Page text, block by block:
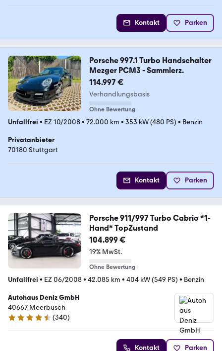
Kontakt Parken
Porsche 997.1 Turbo Handschalter
Mezger PCM3 - Sammlerz.
114.997 €
Verhandlungsbasis
Ohne Bewertung
Unfallfrei • EZ 10/2008• 72.000 km • 353 kW (480 PS) • Benzin
Privatanbieter
70180 Stuttgart
Kontakt Parken
Porsche 911/997 Turbo Cabrio *1-
Hand* TopZustand
104.899 €
19% MwSt.
Ohne Bewertung
Unfallfrei • EZ 06/2008• 42.085 km • 404 kW (549 PS) • Benzin
Autohaus Deniz GmbH
40667 Meerbusch
4.5 Sterne
(340)
Kontakt Parken